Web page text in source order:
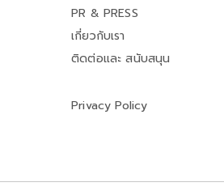
PR & PRESS
เกี่ยวกับเรา
ติดต่อและ สนับสนุน
Privacy Policy